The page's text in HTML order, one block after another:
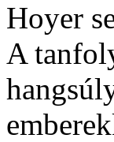
Hoyer
A